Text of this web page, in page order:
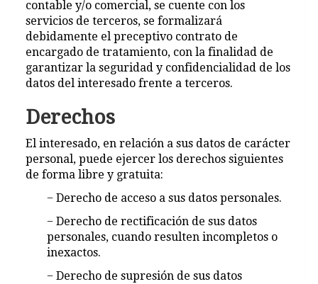
contable y/o comercial, se cuente con los
servicios de terceros, se formalizará
debidamente el preceptivo contrato de
encargado de tratamiento, con la finalidad de
garantizar la seguridad y confidencialidad de los
datos del interesado frente a terceros.
Derechos
El interesado, en relación a sus datos de carácter
personal, puede ejercer los derechos siguientes
de forma libre y gratuita:
− Derecho de acceso a sus datos personales.
− Derecho de rectificación de sus datos
personales, cuando resulten incompletos o
inexactos.
− Derecho de supresión de sus datos